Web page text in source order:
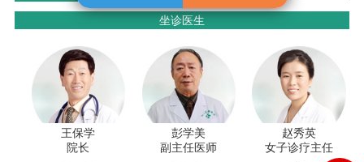
坐诊医生
王保学
院长
彭学美
副主任医师
赵秀英
女子诊疗主任